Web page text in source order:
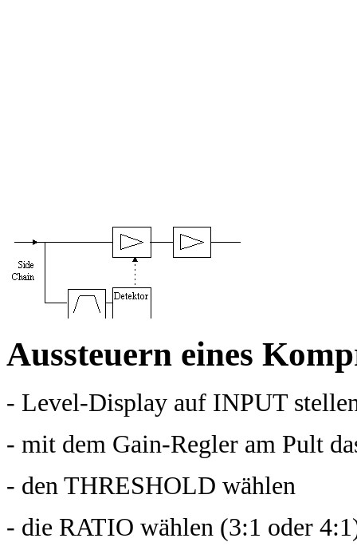
Aussteuern eines
- Level-Display auf INPUT
- mit dem Gain-Regler am Pult
- den THRESHOLD wählen
- die RATIO wählen (3:1 oder